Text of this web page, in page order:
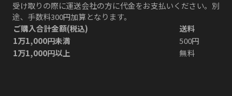
受け取りの際に運送会社の方に代金をお支払いください。別
途、手数料300円加算となります。
ご購入合計金額(税込)
送料
1万1,000円未満
500円
1万1,000円以上
無料